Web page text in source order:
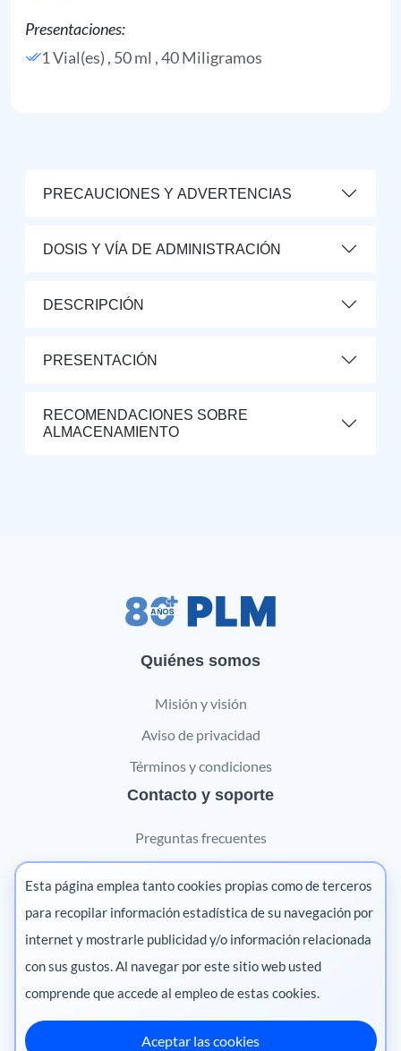
Presentaciones:
1 Vial(es) , 50 ml , 40 Miligramos
PRECAUCIONES Y ADVERTENCIAS
DOSIS Y VÍA DE ADMINISTRACIÓN
DESCRIPCIÓN
PRESENTACIÓN
RECOMENDACIONES SOBRE
ALMACENAMIENTO
Quiénes somos
Misión y visión
Aviso de privacidad
Términos y condiciones
Contacto y soporte
Preguntas frecuentes
Contáctanos
Marketing digital
Pharma
México ·
Esta página emplea tanto cookies propias como de terceros
para recopilar información estadística de su navegación por
internet y mostrarle publicidad y/o información relacionada
con sus gustos. Al navegar por este sitio web usted
comprende que accede al empleo de estas cookies.
Aceptar las cookies